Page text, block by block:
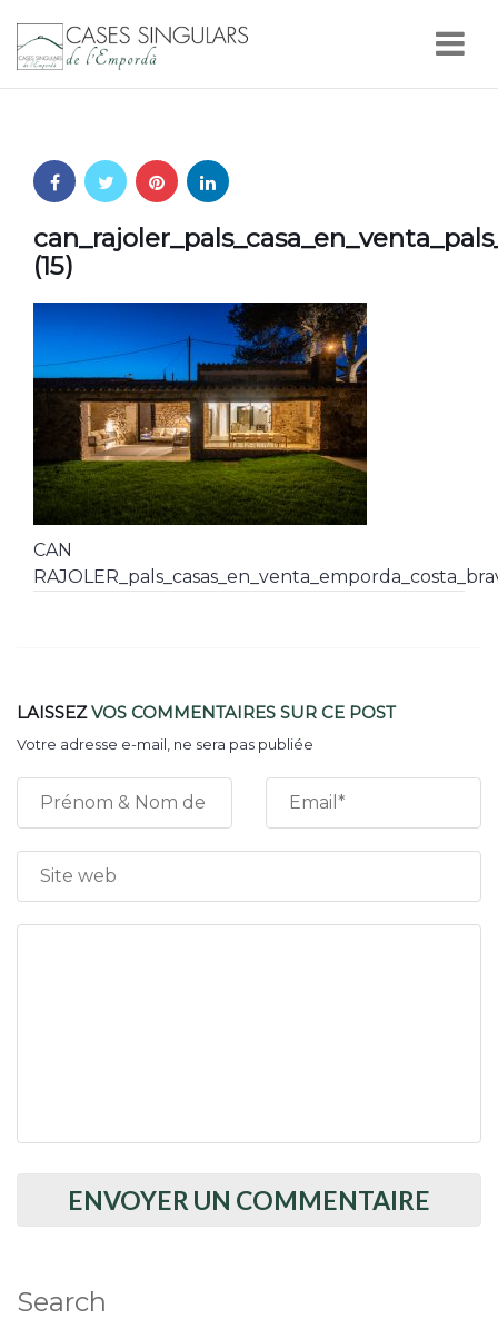
(15)
CAN
LAISSEZVOS COMMENTAIRES SUR CE POST
Votre adresse e-mail, ne sera pas publiée
Search